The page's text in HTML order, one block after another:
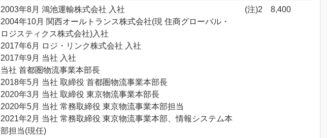
2003年8月 鴻池運輸株式会社 入社
2004年10月 関西オールトランス株式会社(現 住商グローバル・
ロジスティクス株式会社)入社
2017年6月 ロジ・リンク株式会社 入社
2017年9月 当社 入社
当社 首都圏物流事業本部長
2018年5月 当社 取締役 首都圏物流事業本部長
2020年3月 当社 取締役 東京物流事業本部長
2020年5月 当社 常務取締役 東京物流事業本部担当
2021年2月 当社 常務取締役 東京物流事業本部、情報システム本
部担当(現任)
(注)2 8,400